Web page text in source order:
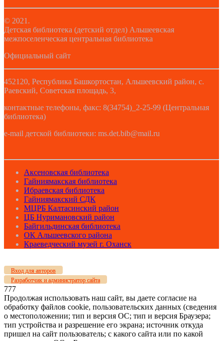
© 2021.
Детская библиотека (детский отдел) Альшеевская
межпоселенческая центральная библиотека
Официальный сайт
452120, Республика Башкортостан, Альшеевский район, с.
Раевский, Советская площадь, 3,
контактные телефоны, факс: 8(34754)_2-25-99 (Центральная
библиотека)
e-mail детской библиотеки: ms.det.bib@mail.ru
Аксеновская библиотека
Гайниямакская библиотека
Ибраевская библиотека
Гайниямакский СДК
МЦРБ Калтасинский район
ЦБ Нуримановский район
Байгильдинская библиотека
ОК Альшеевского района
Краеведческий музей г. Оханск
Вход для авторов
Разработчик и администратор сайта
777
Продолжая использовать наш сайт, вы даете согласие на
обработку файлов cookie, пользовательских данных (сведения
о местоположении; тип и версия ОС; тип и версия Браузера;
тип устройства и разрешение его экрана; источник откуда
пришел на сайт пользователь; с какого сайта или по какой